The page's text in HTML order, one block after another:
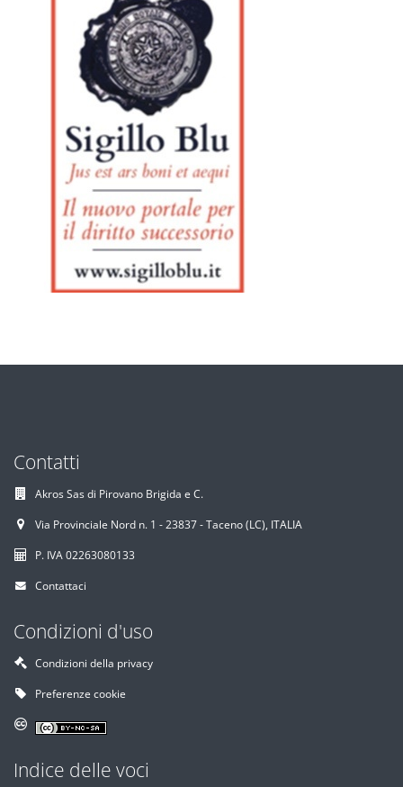
Contatti
Akros Sas di Pirovano Brigida e C.
Via Provinciale Nord n. 1 - 23837 - Taceno (LC), ITALIA
P. IVA 02263080133
Contattaci
Condizioni d'uso
Condizioni della privacy
Preferenze cookie
Indice delle voci